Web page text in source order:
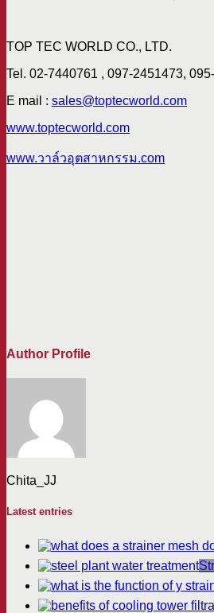
TOP TEC WORLD CO., LTD.
Tel. 02-7440761 , 097-2451473,
E mail : sales@toptecworld.com
www.toptecworld.com
www.วาล์วอุตสาหกรรม.com
Author Profile
Chita_JJ
Latest entries